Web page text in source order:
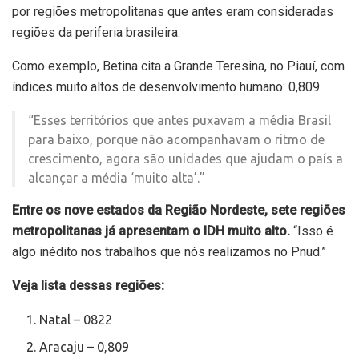
por regiões metropolitanas que antes eram consideradas
regiões da periferia brasileira.
Como exemplo, Betina cita a Grande Teresina, no Piauí, com
índices muito altos de desenvolvimento humano: 0,809.
“Esses territórios que antes puxavam a média Brasil
para baixo, porque não acompanhavam o ritmo de
crescimento, agora são unidades que ajudam o país a
alcançar a média ‘muito alta’.”
Entre os nove estados da Região Nordeste, sete regiões
metropolitanas já apresentam o IDH muito alto. “Isso é
algo inédito nos trabalhos que nós realizamos no Pnud.”
Veja lista dessas regiões:
Natal – 0822
Aracaju – 0,809